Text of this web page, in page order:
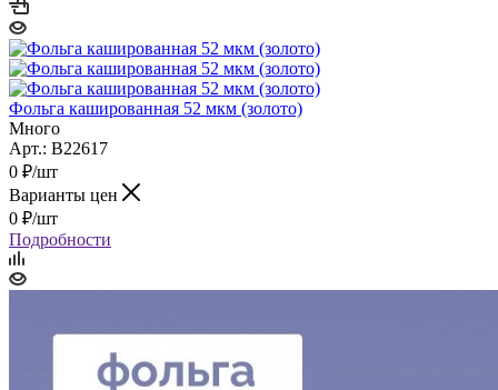
Фольга кашированная 52 мкм (золото)
Много
Арт.: B22617
0 ₽/шт
Варианты цен
0 ₽/шт
Подробности